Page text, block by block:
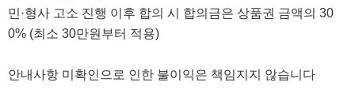
민·형사 고소 진행 이후 합의 시 합의금은 상품권 금액의 30
0% (최소 30만원부터 적용)
안내사항 미확인으로 인한 불이익은 책임지지 않습니다